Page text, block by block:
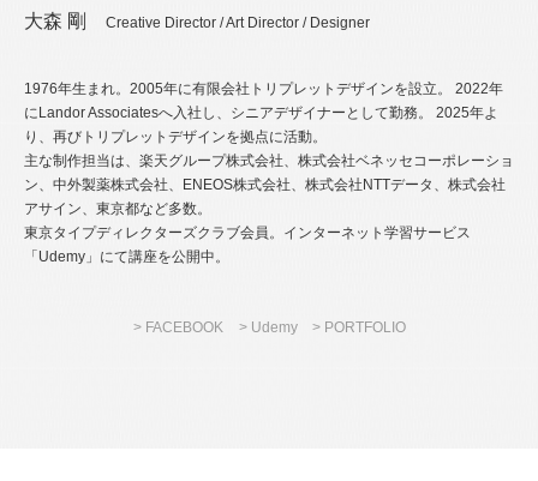
大森 剛 Creative Director / Art Director / Designer
1976年生まれ。2005年に有限会社トリプレットデザインを設立。
2022年
にLandor Associatesへ入社し、シニアデザイナーとして勤務。
2025年よ
り、再びトリプレットデザインを拠点に活動。
主な制作担当は、楽天グループ株式会社、株式会社ベネッセコーポレーショ
ン、中外製薬株式会社、ENEOS株式会社、株式会社NTTデータ、株式会社
アサイン、東京都など多数。
東京タイプディレクターズクラブ会員。インターネット学習サービス
「Udemy」にて講座を公開中。
> FACEBOOK > Udemy > PORTFOLIO